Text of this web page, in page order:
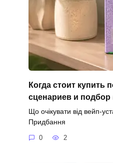
Когда стоит купить
сценариев и подбор
Що очікувати від вейп-
Придбання
0 2